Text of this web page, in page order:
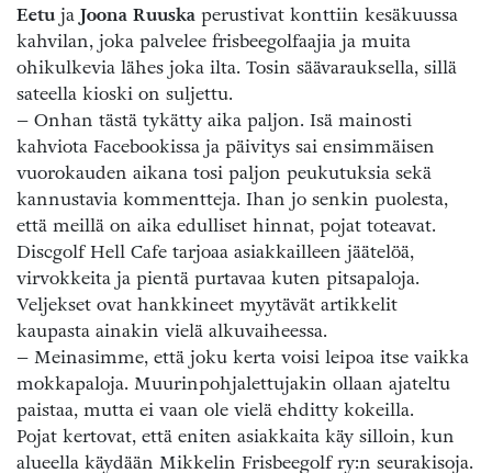
Eetu ja Joona Ruuska perustivat konttiin kesäkuussa
kahvilan, joka palvelee frisbeegolfaajia ja muita
ohikulkevia lähes joka ilta. Tosin säävarauksella, sillä
sateella kioski on suljettu.
– Onhan tästä tykätty aika paljon. Isä mainosti
kahviota Facebookissa ja päivitys sai ensimmäisen
vuorokauden aikana tosi paljon peukutuksia sekä
kannustavia kommentteja. Ihan jo senkin puolesta,
että meillä on aika edulliset hinnat, pojat toteavat.
Discgolf Hell Cafe tarjoaa asiakkailleen jäätelöä,
virvokkeita ja pientä purtavaa kuten pitsapaloja.
Veljekset ovat hankkineet myytävät artikkelit
kaupasta ainakin vielä alkuvaiheessa.
– Meinasimme, että joku kerta voisi leipoa itse vaikka
mokkapaloja. Muurinpohjalettujakin ollaan ajateltu
paistaa, mutta ei vaan ole vielä ehditty kokeilla.
Pojat kertovat, että eniten asiakkaita käy silloin, kun
alueella käydään Mikkelin Frisbeegolf ry:n seurakisoja.